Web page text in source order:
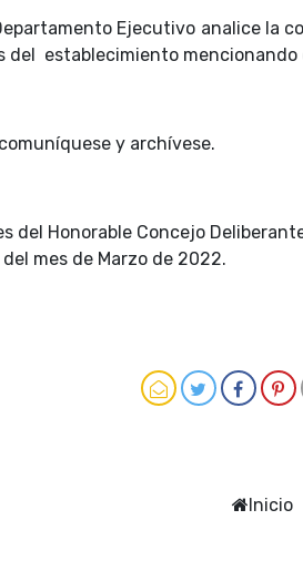
Ejecutivo analice la
del establecimiento mencionando
y archívese.
del Honorable Concejo
mes de Marzo de 2022.
Inicio